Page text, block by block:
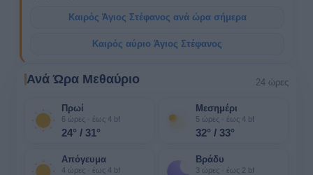
Καιρός Άγιος Στέφανος ανά ώρα σήμερα
Καιρός αύριο Άγιος Στέφανος
Ανά Ώρα Μεθαύριο 24 ώρες
Πρωί
6 ώρες · έως 4 bf
24° / 31°
Μεσημέρι
5 ώρες · έως 4 bf
32° / 33°
Απόγευμα
4 ώρες · έως 4 bf
Βράδυ
3 ώρες · έως 2 bf